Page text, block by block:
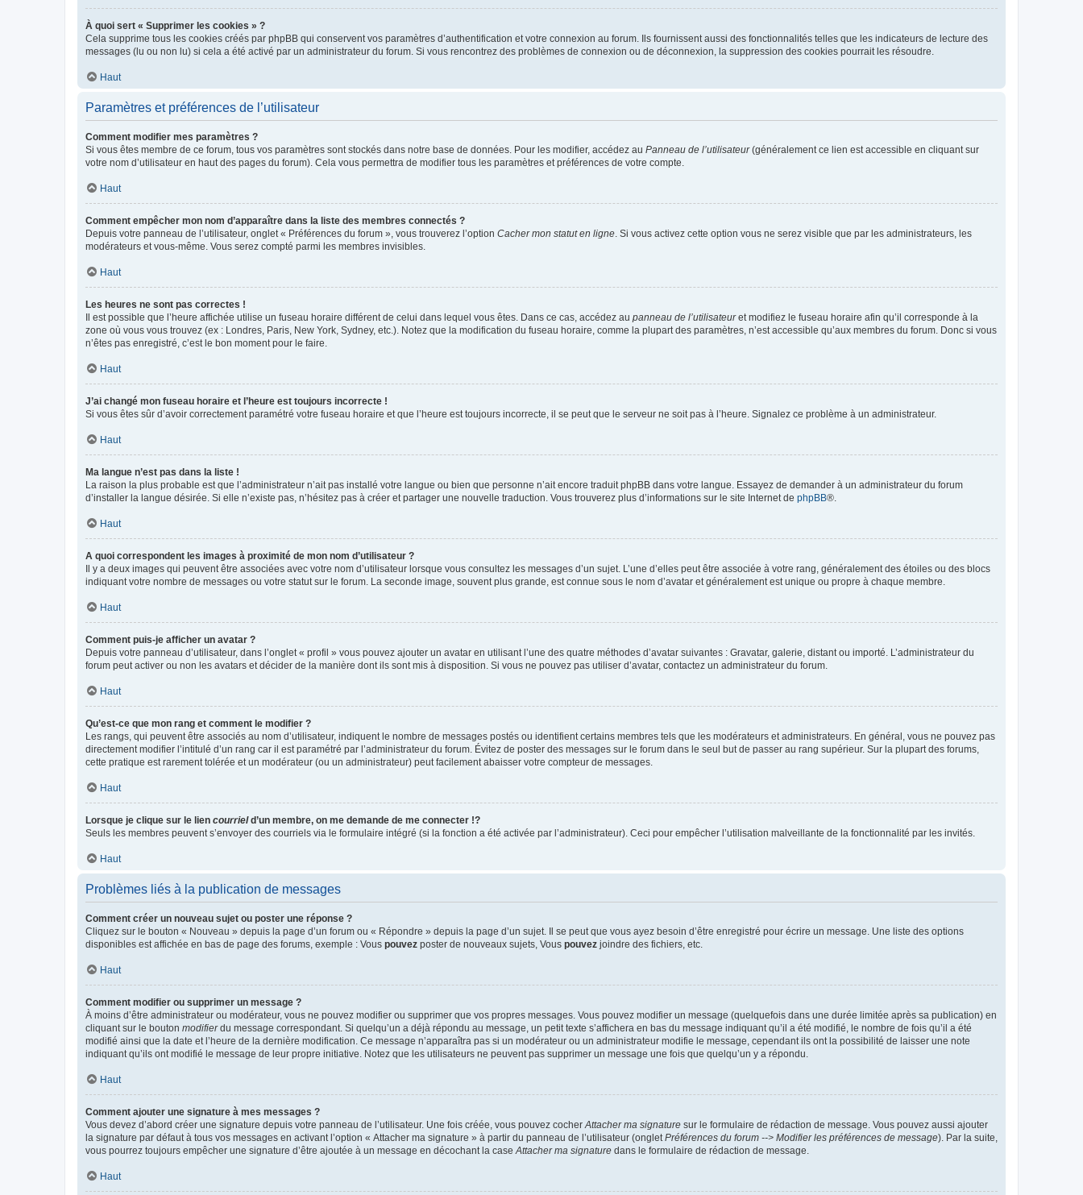
À quoi sert « Supprimer les cookies » ?
Cela supprime tous les cookies créés par phpBB qui conservent vos paramètres d’authentification et votre connexion au forum. Ils fournissent aussi des fonctionnalités telles que les indicateurs de lecture des
messages (lu ou non lu) si cela a été activé par un administrateur du forum. Si vous rencontrez des problèmes de connexion ou de déconnexion, la suppression des cookies pourrait les résoudre.
Haut
Paramètres et préférences de l’utilisateur
Comment modifier mes paramètres ?
Si vous êtes membre de ce forum, tous vos paramètres sont stockés dans notre base de données. Pour les modifier, accédez au Panneau de l’utilisateur(généralement ce lien est accessible en cliquant sur
votre nom d’utilisateur en haut des pages du forum). Cela vous permettra de modifier tous les paramètres et préférences de votre compte.
Haut
Comment empêcher mon nom d’apparaître dans la liste des membres connectés ?
Depuis votre panneau de l’utilisateur, onglet « Préférences du forum », vous trouverez l’option Cacher mon statut en ligne. Si vous activez cette option vous ne serez visible que par les administrateurs, les
modérateurs et vous-même. Vous serez compté parmi les membres invisibles.
Haut
Les heures ne sont pas correctes !
Il est possible que l’heure affichée utilise un fuseau horaire différent de celui dans lequel vous êtes. Dans ce cas, accédez au panneau de l’utilisateuret modifiez le fuseau horaire afin qu’il corresponde à la
zone où vous vous trouvez (ex : Londres, Paris, New York, Sydney, etc.). Notez que la modification du fuseau horaire, comme la plupart des paramètres, n’est accessible qu’aux membres du forum. Donc si vous
n’êtes pas enregistré, c’est le bon moment pour le faire.
Haut
J’ai changé mon fuseau horaire et l’heure est toujours incorrecte !
Si vous êtes sûr d’avoir correctement paramétré votre fuseau horaire et que l’heure est toujours incorrecte, il se peut que le serveur ne soit pas à l’heure. Signalez ce problème à un administrateur.
Haut
Ma langue n’est pas dans la liste !
La raison la plus probable est que l’administrateur n’ait pas installé votre langue ou bien que personne n’ait encore traduit phpBB dans votre langue. Essayez de demander à un administrateur du forum
d’installer la langue désirée. Si elle n’existe pas, n’hésitez pas à créer et partager une nouvelle traduction. Vous trouverez plus d’informations sur le site Internet de phpBB®.
Haut
A quoi correspondent les images à proximité de mon nom d’utilisateur ?
Il y a deux images qui peuvent être associées avec votre nom d’utilisateur lorsque vous consultez les messages d’un sujet. L’une d’elles peut être associée à votre rang, généralement des étoiles ou des blocs
indiquant votre nombre de messages ou votre statut sur le forum. La seconde image, souvent plus grande, est connue sous le nom d’avatar et généralement est unique ou propre à chaque membre.
Haut
Comment puis-je afficher un avatar ?
Depuis votre panneau d’utilisateur, dans l’onglet « profil » vous pouvez ajouter un avatar en utilisant l’une des quatre méthodes d’avatar suivantes : Gravatar, galerie, distant ou importé. L’administrateur du
forum peut activer ou non les avatars et décider de la manière dont ils sont mis à disposition. Si vous ne pouvez pas utiliser d’avatar, contactez un administrateur du forum.
Haut
Qu’est-ce que mon rang et comment le modifier ?
Les rangs, qui peuvent être associés au nom d’utilisateur, indiquent le nombre de messages postés ou identifient certains membres tels que les modérateurs et administrateurs. En général, vous ne pouvez pas
directement modifier l’intitulé d’un rang car il est paramétré par l’administrateur du forum. Évitez de poster des messages sur le forum dans le seul but de passer au rang supérieur. Sur la plupart des forums,
cette pratique est rarement tolérée et un modérateur (ou un administrateur) peut facilement abaisser votre compteur de messages.
Haut
Lorsque je clique sur le lien courrield’un membre, on me demande de me connecter !?
Seuls les membres peuvent s’envoyer des courriels via le formulaire intégré (si la fonction a été activée par l’administrateur). Ceci pour empêcher l’utilisation malveillante de la fonctionnalité par les invités.
Haut
Problèmes liés à la publication de messages
Comment créer un nouveau sujet ou poster une réponse ?
Cliquez sur le bouton « Nouveau » depuis la page d’un forum ou « Répondre » depuis la page d’un sujet. Il se peut que vous ayez besoin d’être enregistré pour écrire un message. Une liste des options
disponibles est affichée en bas de page des forums, exemple : Vous pouvez poster de nouveaux sujets, Vous pouvez joindre des fichiers, etc.
Haut
Comment modifier ou supprimer un message ?
À moins d’être administrateur ou modérateur, vous ne pouvez modifier ou supprimer que vos propres messages. Vous pouvez modifier un message (quelquefois dans une durée limitée après sa publication) en
cliquant sur le bouton modifierdu message correspondant. Si quelqu’un a déjà répondu au message, un petit texte s’affichera en bas du message indiquant qu’il a été modifié, le nombre de fois qu’il a été
modifié ainsi que la date et l’heure de la dernière modification. Ce message n’apparaîtra pas si un modérateur ou un administrateur modifie le message, cependant ils ont la possibilité de laisser une note
indiquant qu’ils ont modifié le message de leur propre initiative. Notez que les utilisateurs ne peuvent pas supprimer un message une fois que quelqu’un y a répondu.
Haut
Comment ajouter une signature à mes messages ?
Vous devez d’abord créer une signature depuis votre panneau de l’utilisateur. Une fois créée, vous pouvez cocherAttacher ma signature sur le formulaire de rédaction de message. Vous pouvez aussi ajouter
la signature par défaut à tous vos messages en activant l’option « Attacher ma signature » à partir du panneau de l’utilisateur (ongletPréférences du forum --> Modifier les préférences de message). Par la suite,
vous pourrez toujours empêcher une signature d’être ajoutée à un message en décochant la caseAttacher ma signature dans le formulaire de rédaction de message.
Haut